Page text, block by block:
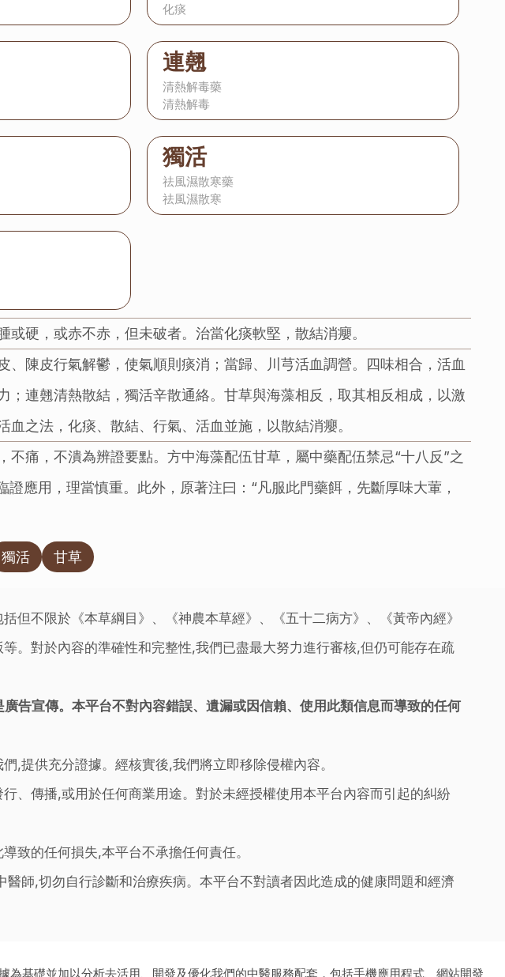
化痰
連翹
清熱解毒藥
清熱解毒
獨活
祛風濕散寒藥
祛風濕散寒
硬，或赤不赤，但未破者。治當化痰軟堅，散結消癭。
陳皮行氣解鬱，使氣順則痰消；當歸、川芎活血調營。四味相合，活血
連翹清熱散結，獨活辛散通絡。甘草與海藻相反，取其相反相成，以激
之法，化痰、散結、行氣、活血並施，以散結消癭。
痛，不潰為辨證要點。方中海藻配伍甘草，屬中藥配伍禁忌“十八反”之
應用，理當慎重。此外，原著注曰：“凡服此門藥餌，先斷厚味大葷，
獨活 甘草
但不限於《本草綱目》、《神農本草經》、《五十二病方》、《黃帝內經》
。對於內容的準確性和完整性,我們已盡最大努力進行審核,但仍可能存在疏
告宣傳。本平台不對內容錯誤、遺漏或因信賴、使用此類信息而導致的任何
,提供充分證據。經核實後,我們將立即移除侵權內容。
、傳播,或用於任何商業用途。對於未經授權使用本平台內容而引起的糾紛
致的任何損失,本平台不承擔任何責任。
師,切勿自行診斷和治療疾病。本平台不對讀者因此造成的健康問題和經濟
為基礎並加以分析去活用、開發及優化我們的中醫服務配套，包括手機應用程式、網站開發